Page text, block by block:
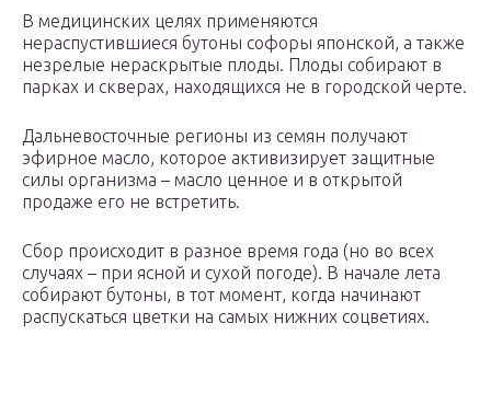
В медицинских целях применяются
нераспустившиеся бутоны софоры японской, а также
незрелые нераскрытые плоды. Плоды собирают в
парках и скверах, находящихся не в городской черте.
Дальневосточные регионы из семян получают
эфирное масло, которое активизирует защитные
силы организма – масло ценное и в открытой
продаже его не встретить.
Сбор происходит в разное время года (но во всех
случаях – при ясной и сухой погоде). В начале лета
собирают бутоны, в тот момент, когда начинают
распускаться цветки на самых нижних соцветиях.